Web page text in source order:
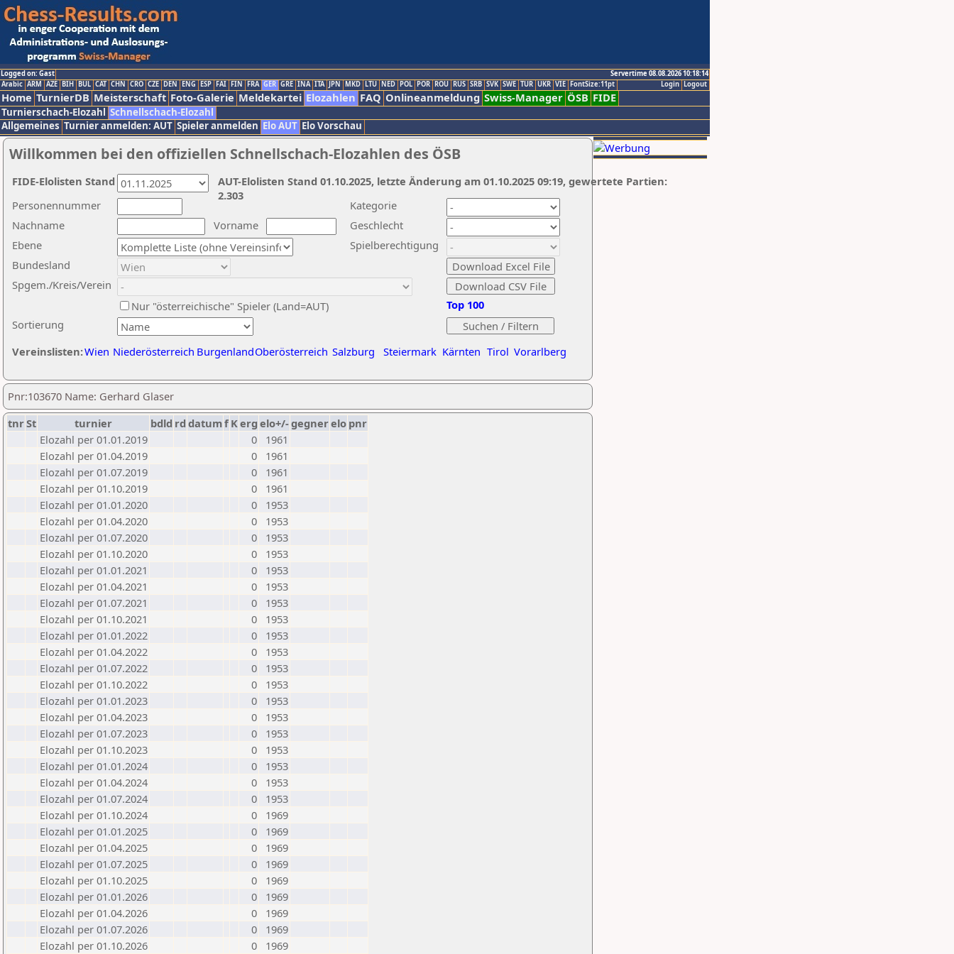
Logged on: Gast
Servertime 08.08.2026 10:18:14
Logout
Login
Arabic ARM AZE BIH BUL CAT CHN CRO CZE DEN ENG ESP FAI FIN FRA GER GRE INA ITA JPN MKD LTU NED POL POR ROU RUS SRB SVK SWE TUR UKR VIE FontSize:11pt
Home TurnierDB Meisterschaft Foto-Galerie Meldekartei Elozahlen FAQ Onlineanmeldung Swiss-Manager ÖSB FIDE
Turnierschach-Elozahl Schnellschach-Elozahl
Allgemeines Turnier anmelden: AUT Spieler anmelden Elo AUT Elo Vorschau
Willkommen bei den offiziellen Schnellschach-Elozahlen des ÖSB
Nachname
Vorname
Ebene
Kategorie
Sortierung
Personennummer
Bundesland
Spgem./Kreis/Verein
Geschlecht
Nur "österreichische" Spieler (Land=AUT)
Spielberechtigung
Vereinslisten:Wien Niederösterreich BurgenlandOberösterreich Salzburg Steiermark Kärnten Tirol Vorarlberg
Top 100
AUT-Elolisten Stand 01.10.2025, letzte Änderung am 01.10.2025 09:19, gewertete Partien:
2.303
FIDE-Elolisten Stand
Pnr:103670 Name: Gerhard Glaser
tnrSt turnier bdld rd datumf Kerg elo+/-gegnerelo pnr
Elozahl per 01.01.2019
0
1961
Elozahl per 01.04.2019
0
1961
Elozahl per 01.07.2019
0
1961
Elozahl per 01.10.2019
0
1961
Elozahl per 01.01.2020
0
1953
Elozahl per 01.04.2020
0
1953
Elozahl per 01.07.2020
0
1953
Elozahl per 01.10.2020
0
1953
Elozahl per 01.01.2021
0
1953
Elozahl per 01.04.2021
0
1953
Elozahl per 01.07.2021
0
1953
Elozahl per 01.10.2021
0
1953
Elozahl per 01.01.2022
0
1953
Elozahl per 01.04.2022
0
1953
Elozahl per 01.07.2022
0
1953
Elozahl per 01.10.2022
0
1953
Elozahl per 01.01.2023
0
1953
Elozahl per 01.04.2023
0
1953
Elozahl per 01.07.2023
0
1953
Elozahl per 01.10.2023
0
1953
Elozahl per 01.01.2024
0
1953
Elozahl per 01.04.2024
0
1953
Elozahl per 01.07.2024
0
1953
Elozahl per 01.10.2024
0
1969
Elozahl per 01.01.2025
0
1969
Elozahl per 01.04.2025
0
1969
Elozahl per 01.07.2025
0
1969
Elozahl per 01.10.2025
0
1969
Elozahl per 01.01.2026
0
1969
Elozahl per 01.04.2026
0
1969
Elozahl per 01.07.2026
0
1969
Elozahl per 01.10.2026
0 1969